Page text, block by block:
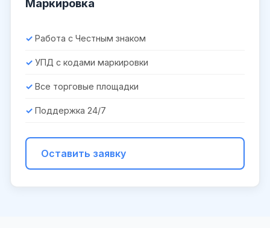
Маркировка
Работа с Честным знаком
УПД с кодами маркировки
Все торговые площадки
Поддержка 24/7
Оставить заявку